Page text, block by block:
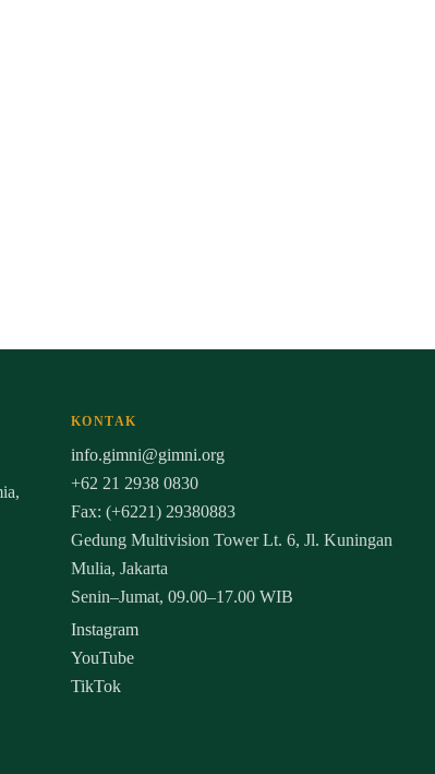
KONTAK
info.gimni@gimni.org
+62 21 2938 0830
Fax: (+6221) 29380883
Gedung Multivision Tower Lt. 6, Jl. Kuningan
Mulia, Jakarta
Senin–Jumat, 09.00–17.00 WIB
Instagram
YouTube
TikTok